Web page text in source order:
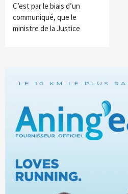
C’est par le biais d’un
communiqué, que le
ministre de la Justice